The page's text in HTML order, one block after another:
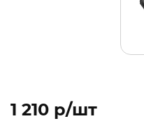
1 210 p/шт